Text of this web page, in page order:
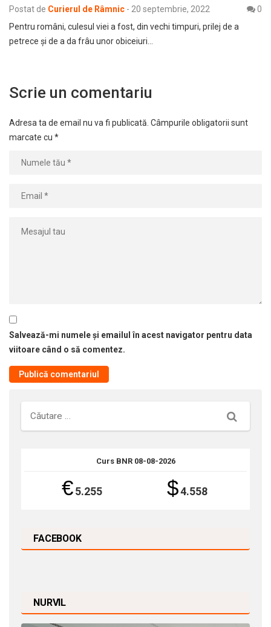
Postat de Curierul de Râmnic - 20 septembrie, 2022
0
Pentru români, culesul viei a fost, din vechi timpuri, prilej de a
petrece şi de a da frâu unor obiceiuri…
Scrie un comentariu
Adresa ta de email nu va fi publicată. Câmpurile obligatorii sunt
marcate cu *
Salvează-mi numele și emailul în acest navigator pentru data
viitoare când o să comentez.
Căutare
Curs BNR 08-08-2026
€5.255 $4.558
FACEBOOK
NURVIL